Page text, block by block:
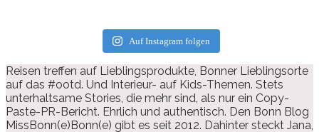
Auf Instagram folgen
Reisen treffen auf Lieblingsprodukte, Bonner Lieblingsorte
auf das #ootd. Und Interieur- auf Kids-Themen. Stets
unterhaltsame Stories, die mehr sind, als nur ein Copy-
Paste-PR-Bericht. Ehrlich und authentisch. Den Bonn Blog
MissBonn(e)Bonn(e) gibt es seit 2012. Dahinter steckt Jana,